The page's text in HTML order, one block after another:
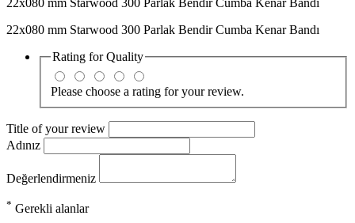
22x080 mm Starwood 300 Parlak Bendir Cumba Kenar Bandı
22x080 mm Starwood 300 Parlak Bendir Cumba Kenar Bandı
Rating forQuality
Please choose a rating for your review.
Title of your review
Adınız
Değerlendirmeniz
* Gerekli alanlar